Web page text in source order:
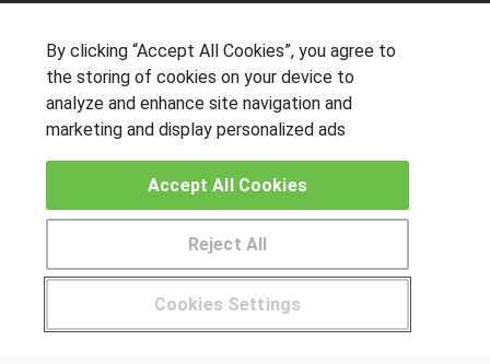
Pide más información al centro
¿Tienes alguna duda? 900 264 357
OTROS GRUPOS DE INTERES
Muro de los idiomas
Locos por las becas
CENTROS DE FORMACIÓN
Publicar cursos
USUARIOS
By clicking “Accept All Cookies”, you agree to
the storing of cookies on your device to
analyze and enhance site navigation and
marketing and display personalized ads
Cookies Settings
Reject All
Accept All Cookies